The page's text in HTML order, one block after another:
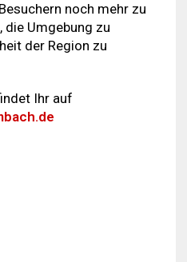
noch mehr zu
die Umgebung zu
der Region zu
Ihr auf